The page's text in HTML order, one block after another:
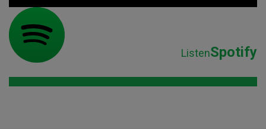
ListenSpotify